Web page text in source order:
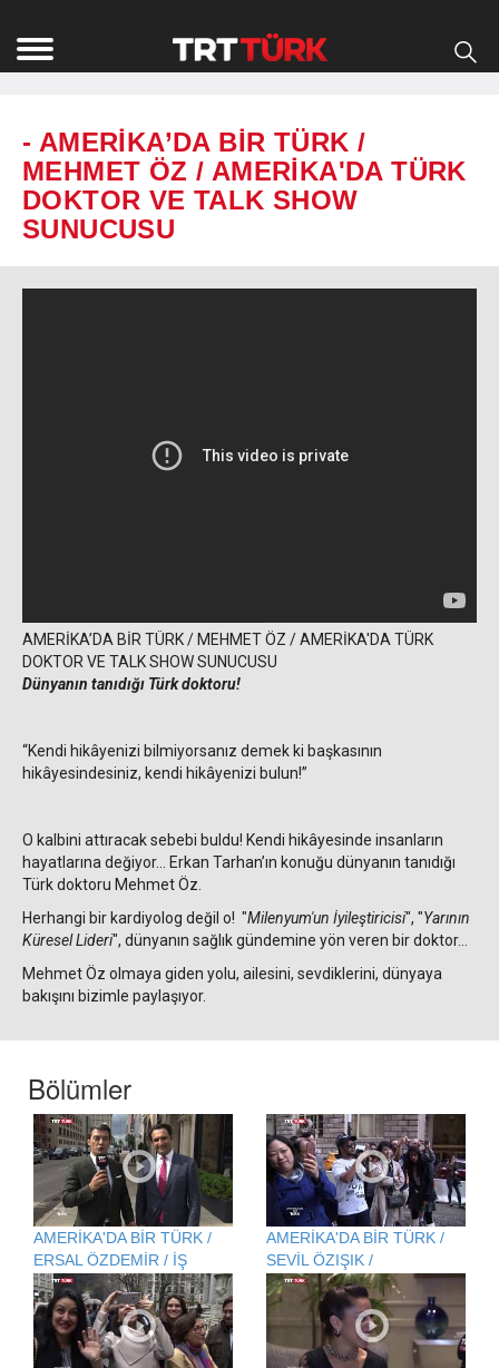
- AMERİKA’DA BİR TÜRK /
MEHMET ÖZ / AMERİKA'DA TÜRK
DOKTOR VE TALK SHOW
SUNUCUSU
AMERİKA’DA BİR TÜRK / MEHMET ÖZ / AMERİKA'DA TÜRK
DOKTOR VE TALK SHOW SUNUCUSU
Dünyanın tanıdığı Türk doktoru!
“Kendi hikâyenizi bilmiyorsanız demek ki başkasının
hikâyesindesiniz, kendi hikâyenizi bulun!”
O kalbini attıracak sebebi buldu! Kendi hikâyesinde insanların
hayatlarına değiyor… Erkan Tarhan’ın konuğu dünyanın tanıdığı
Türk doktoru Mehmet Öz.
Herhangi bir kardiyolog değil o! "Milenyum'un İyileştiricisi", "Yarının
Küresel Lideri", dünyanın sağlık gündemine yön veren bir doktor…
Mehmet Öz olmaya giden yolu, ailesini, sevdiklerini, dünyaya
bakışını bizimle paylaşıyor.
Bölümler
AMERİKA'DA BİR TÜRK /
ERSAL ÖZDEMİR / İŞ
ADAMI / BİNA
RESTORASYONU
AMERİKA'DA BİR TÜRK /
SEVİL ÖZIŞIK /
AMERİKA'DA AVUKATLIK
MESLEĞİ